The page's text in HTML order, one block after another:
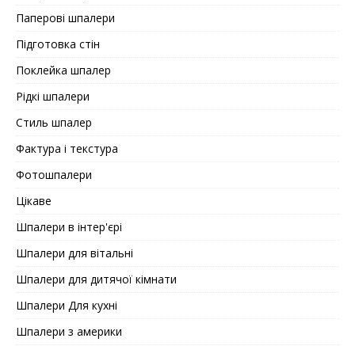
Паперові шпалери
Підготовка стін
Поклейка шпалер
Рідкі шпалери
Стиль шпалер
Фактура і текстура
Фотошпалери
Цікаве
Шпалери в інтер'єрі
Шпалери для вітальні
Шпалери для дитячої кімнати
Шпалери Для кухні
Шпалери з америки